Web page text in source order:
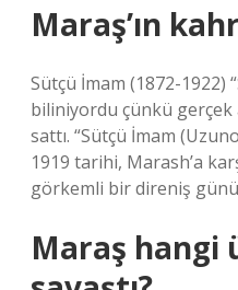
Maraş’ın
Sütçü İmam (1872-1922)
biliniyordu çünkü gerçek
sattı. “Sütçü İmam
1919 tarihi, Marash’a
görkemli bir direniş
Maraş hangi